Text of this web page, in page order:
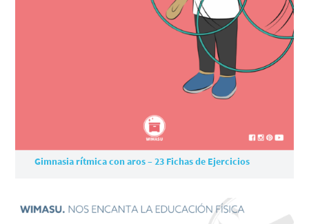
Gimnasia rítmica con aros – 23 Fichas de Ejercicios